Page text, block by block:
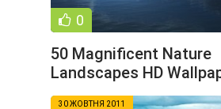
0
50 Magnificent Nature
Landscapes HD
шпалер)
30 ЖОВТНЯ 2011